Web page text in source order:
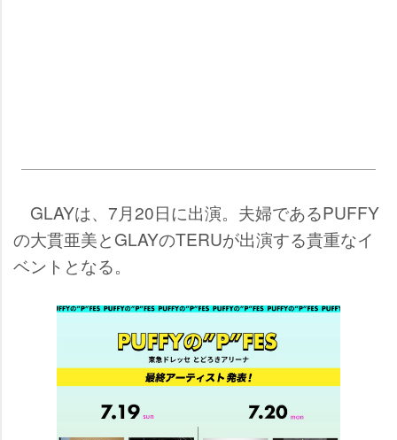
GLAYは、7月20日に出演。夫婦であるPUFFY
の大貫亜美とGLAYのTERUが出演する貴重なイ
ベントとなる。